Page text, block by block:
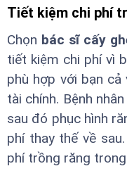
Tiết kiệm chi phí
Chọn bác sĩ cấy
tiết kiệm chi phí vì
phù hợp với bạn
tài chính. Bệnh
sau đó phục hình
phí thay thế về
phí trồng răng